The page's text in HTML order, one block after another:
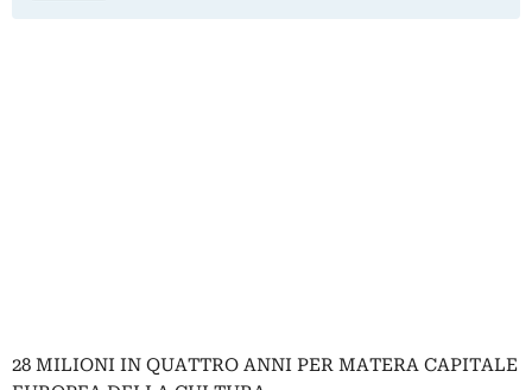
28 MILIONI IN QUATTRO ANNI PER MATERA CAPITALE